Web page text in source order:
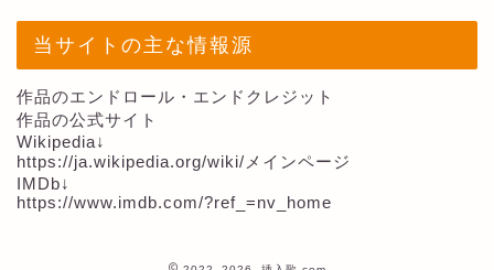
当サイトの主な情報源
作品のエンドロール・エンドクレジット
作品の公式サイト
Wikipedia↓
https://ja.wikipedia.org/wiki/メインページ
IMDb↓
https://www.imdb.com/?ref_=nv_home